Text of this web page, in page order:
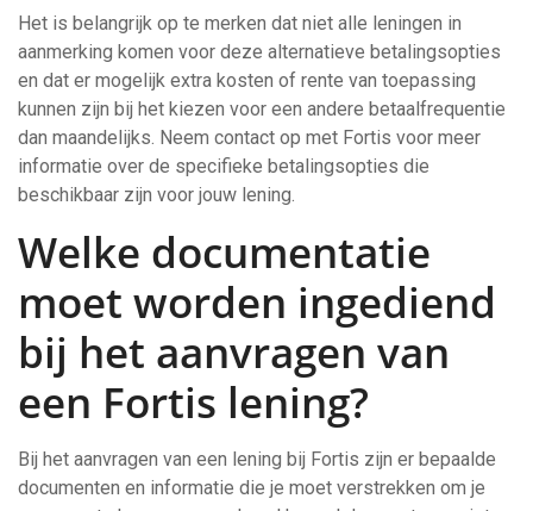
Het is belangrijk op te merken dat niet alle leningen in
aanmerking komen voor deze alternatieve betalingsopties
en dat er mogelijk extra kosten of rente van toepassing
kunnen zijn bij het kiezen voor een andere betaalfrequentie
dan maandelijks. Neem contact op met Fortis voor meer
informatie over de specifieke betalingsopties die
beschikbaar zijn voor jouw lening.
Welke documentatie
moet worden ingediend
bij het aanvragen van
een Fortis lening?
Bij het aanvragen van een lening bij Fortis zijn er bepaalde
documenten en informatie die je moet verstrekken om je